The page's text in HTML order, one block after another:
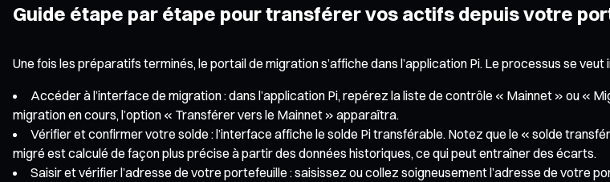
Guide étape par étape pour transférer vos actifs depuis votre
Une fois les préparatifs terminés, le portail de migration s’affiche dans l’application Pi. Le processus se
Accéder à l’interface de migration : dans l’application Pi, repérez la liste de contrôle « Mainnet » ou «
migration en cours, l’option « Transférer vers le Mainnet » apparaîtra.
Vérifier et confirmer votre solde : l’interface affiche le solde Pi transférable. Notez que le « solde
migré est calculé de façon plus précise à partir des données historiques, ce qui peut entraîner des écarts.
Saisir et vérifier l’adresse de votre portefeuille : saisissez ou collez soigneusement l’adresse de votre